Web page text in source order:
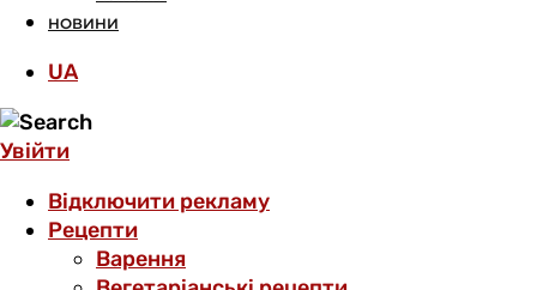
НОВИНИ
UA
Увійти
Відключити рекламу
Рецепти
Варення